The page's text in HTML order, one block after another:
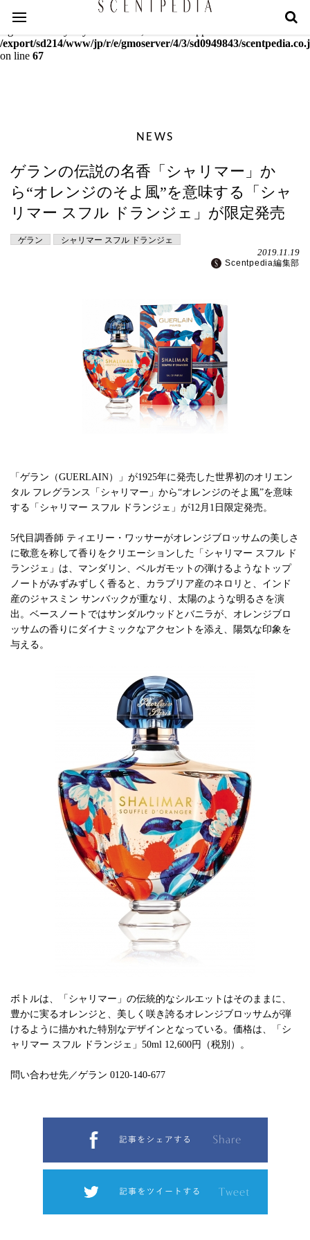
Warning
: mcrypt_decrypt(): Key of size 18 not supported by this
/export/sd214/www/jp/r/e/gmoserver/4/3/sd0949843/
on line 67
NEWS
ゲランの伝説の名香「シャリマー」か
ら“オレンジのそよ風”を意味する「シャ
リマー スフル ドランジェ」が限定発売
ゲラン シャリマー スフル ドランジェ
2019.11.19
Scentpedia編集部
「ゲラン（GUERLAIN）」が1925年に発売した世界初のオリエン
タル フレグランス「シャリマー」から“オレンジのそよ風”を意味
する「シャリマー スフル ドランジェ」が12月1日限定発売。
5代目調香師 ティエリー・ワッサーがオレンジブロッサムの美しさ
に敬意を称して香りをクリエーションした「シャリマー スフル ド
ランジェ」は、マンダリン、ベルガモットの弾けるようなトップ
ノートがみずみずしく香ると、カラブリア産のネロリと、インド
産のジャスミン サンバックが重なり、太陽のような明るさを演
出。ベースノートではサンダルウッドとバニラが、オレンジブロ
ッサムの香りにダイナミックなアクセントを添え、陽気な印象を
与える。
ボトルは、「シャリマー」の伝統的なシルエットはそのままに、
豊かに実るオレンジと、美しく咲き誇るオレンジブロッサムが弾
けるように描かれた特別なデザインとなっている。価格は、「シ
ャリマー スフル ドランジェ」50ml 12,600円（税別）。
問い合わせ先／ゲラン 0120-140-677